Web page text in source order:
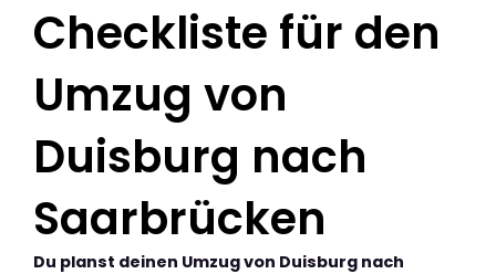
Checkliste für den
Umzug von
Duisburg nach
Saarbrücken
Du planst deinen Umzug von Duisburg nach